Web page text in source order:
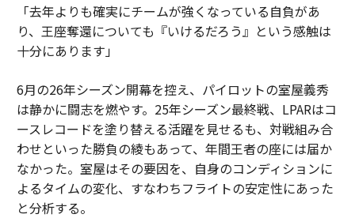
「去年よりも確実にチームが強くなっている自負があ
り、王座奪還についても『いけるだろう』という感触は
十分にあります」
6月の26年シーズン開幕を控え、パイロットの室屋義秀
は静かに闘志を燃やす。25年シーズン最終戦、LPARはコ
ースレコードを塗り替える活躍を見せるも、対戦組み合
わせといった勝負の綾もあって、年間王者の座には届か
なかった。室屋はその要因を、自身のコンディションに
よるタイムの変化、すなわちフライトの安定性にあった
と分析する。